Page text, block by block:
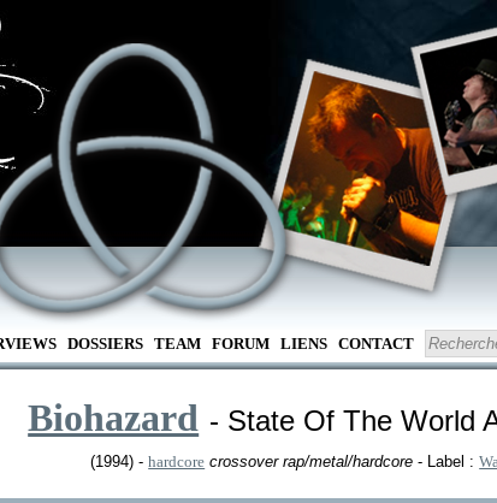
DOSSIERS TEAM FORUM LIENS CONTACT
Biohazard - State Of The World
(1994) -hardcore crossover rap/metal/hardcore - Label :